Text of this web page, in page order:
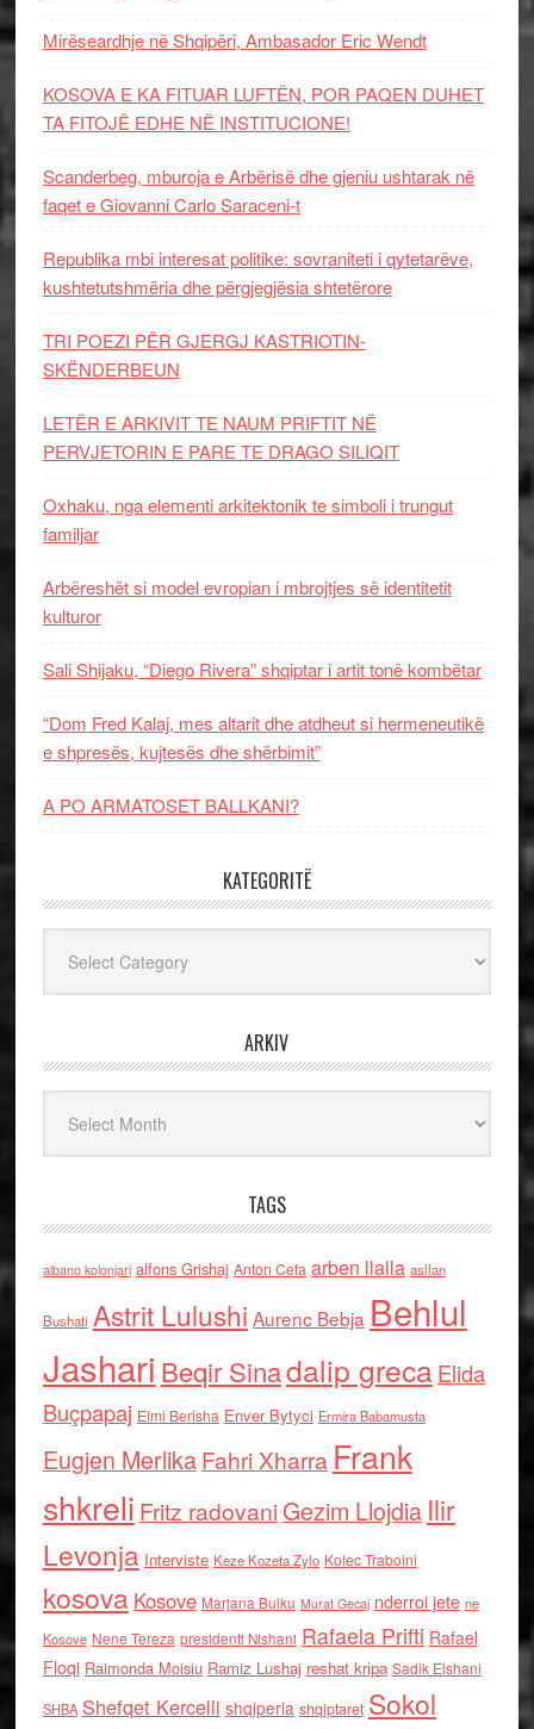
Mirëseardhje në Shqipëri, Ambasador Eric Wendt
KOSOVA E KA FITUAR LUFTËN, POR PAQEN DUHET
TA FITOJË EDHE NË INSTITUCIONE!
Scanderbeg, mburoja e Arbërisë dhe gjeniu ushtarak në
faqet e Giovanni Carlo Saraceni-t
Republika mbi interesat politike: sovraniteti i qytetarëve,
kushtetutshmëria dhe përgjegjësia shtetërore
TRI POEZI PËR GJERGJ KASTRIOTIN-
SKËNDERBEUN
LETËR E ARKIVIT TE NAUM PRIFTIT NË
PERVJETORIN E PARE TE DRAGO SILIQIT
Oxhaku, nga elementi arkitektonik te simboli i trungut
familjar
Arbëreshët si model evropian i mbrojtjes së identitetit
kulturor
Sali Shijaku, “Diego Rivera” shqiptar i artit tonë kombëtar
“Dom Fred Kalaj, mes altarit dhe atdheut si hermeneutikë
e shpresës, kujtesës dhe shërbimit”
A PO ARMATOSET BALLKANI?
KATEGORITË
ARKIV
TAGS
albano kolonjari alfons Grishaj Anton Cefa arben llalla asllan
Bushati Astrit Lulushi Aurenc Bebja Behlul
Jashari Beqir Sinadalip grecaElida
Buçpapaj Elmi Berisha Enver Bytyci Ermira Babamusta
Eugjen MerlikaFahri Xharra Frank
shkreli Fritz radovaniGezim Llojdia Ilir
Levonja Interviste Keze Kozeta Zylo Kolec Traboini
kosova Kosove Marjana Bulku Murat Gecaj nderroi jete ne
Kosove Nene Tereza presidenti Nishani Rafaela Prifti Rafael
Floqi Raimonda Moisiu Ramiz Lushaj reshat kripa Sadik Elshani
SHBA Shefqet Kercelli shqiperia shqiptaret Sokol